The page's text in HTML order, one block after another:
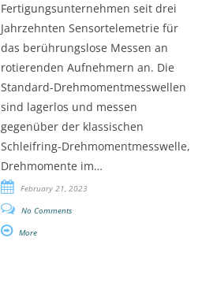
Fertigungsunternehmen seit drei
Jahrzehnten Sensortelemetrie für
das berührungslose Messen an
rotierenden Aufnehmern an. Die
Standard-Drehmomentmesswellen
sind lagerlos und messen
gegenüber der klassischen
Schleifring-Drehmomentmesswelle,
Drehmomente im…
February 21, 2023
No Comments
More